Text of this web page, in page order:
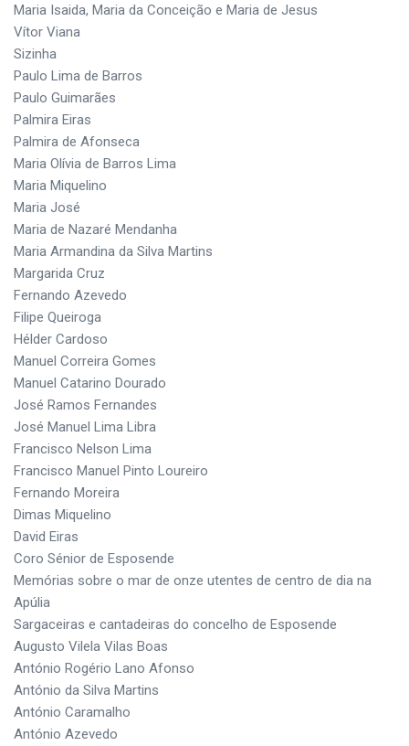
Maria Isaida, Maria da Conceição e Maria de Jesus
Vítor Viana
Sizinha
Paulo Lima de Barros
Paulo Guimarães
Palmira Eiras
Palmira de Afonseca
Maria Olívia de Barros Lima
Maria Miquelino
Maria José
Maria de Nazaré Mendanha
Maria Armandina da Silva Martins
Margarida Cruz
Fernando Azevedo
Filipe Queiroga
Hélder Cardoso
Manuel Correira Gomes
Manuel Catarino Dourado
José Ramos Fernandes
José Manuel Lima Libra
Francisco Nelson Lima
Francisco Manuel Pinto Loureiro
Fernando Moreira
Dimas Miquelino
David Eiras
Coro Sénior de Esposende
Memórias sobre o mar de onze utentes de centro de dia na
Apúlia
Sargaceiras e cantadeiras do concelho de Esposende
Augusto Vilela Vilas Boas
António Rogério Lano Afonso
António da Silva Martins
António Caramalho
António Azevedo